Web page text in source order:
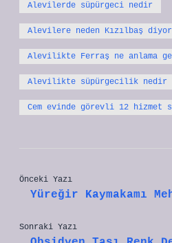
Alevilerde süpürgeci nedir
Alevilere neden Kızılbaş
Alevilikte Ferraş ne anlama
Alevilikte süpürgecilik nedir
Cem evinde görevli 12
Önceki Yazı
Yüreğir Kaymakamı
Sonraki Yazı